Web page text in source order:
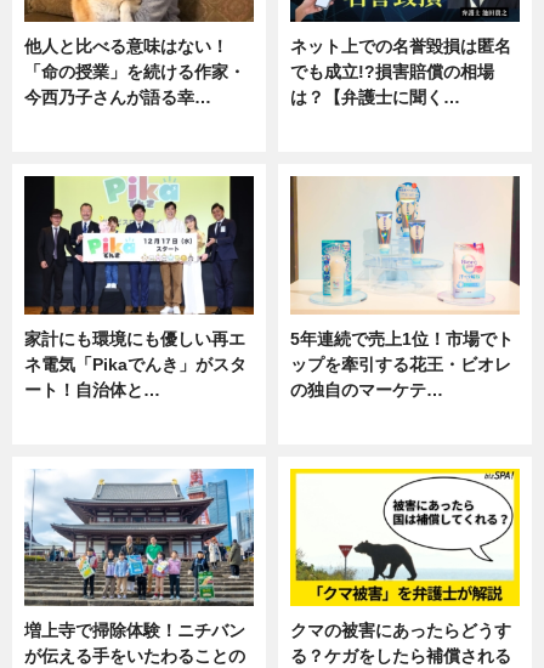
他人と比べる意味はない！
「命の授業」を続ける作家・
今西乃子さんが語る幸…
ネット上での名誉毀損は匿名
でも成立!?損害賠償の相場
は？【弁護士に聞く…
家計にも環境にも優しい再エ
ネ電気「Pikaでんき」がスタ
ート！自治体と…
5年連続で売上1位！市場でト
ップを牽引する花王・ビオレ
の独自のマーケテ…
増上寺で掃除体験！ニチバン
が伝える手をいたわることの
クマの被害にあったらどうす
る？ケガをしたら補償される